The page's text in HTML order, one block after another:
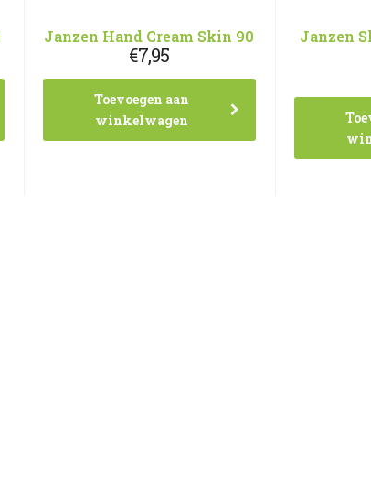
Janzen Hand Cream Skin 90
€7,95
Toevoegen aan
winkelwagen
Janzen